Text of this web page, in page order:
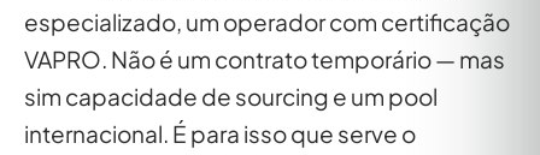
especializado, um operador com certificação
VAPRO. Não é um contrato temporário — mas
sim capacidade de sourcing e um pool
internacional. É para isso que serve o